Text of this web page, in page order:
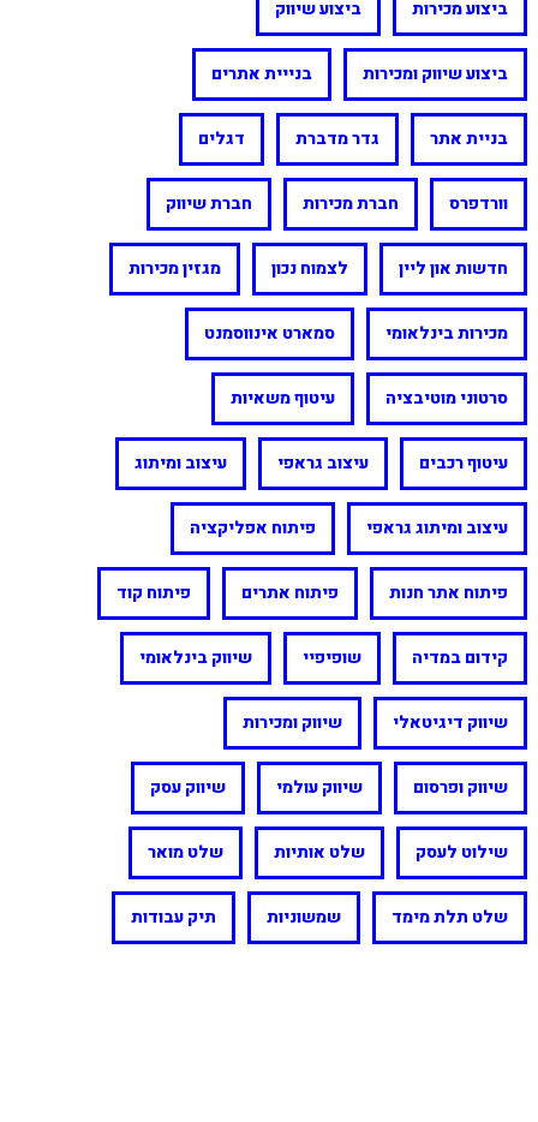
ביצוע מכירות ביצוע שיווק
ביצוע שיווק ומכירות בנייית אתרים
בניית אתר גדר מדברת דגלים
וורדפרס חברת מכירות חברת שיווק
חדשות און ליין לצמוח נכון מגזין מכירות
מכירות בינלאומי סמארט אינווסמנט
סרטוני מוטיבציה עיטוף משאיות
עיטוף רכבים עיצוב גראפי עיצוב ומיתוג
עיצוב ומיתוג גראפי פיתוח אפליקציה
פיתוח אתר חנות פיתוח אתרים פיתוח קוד
קידום במדיה שופיפיי שיווק בינלאומי
שיווק דיגיטאלי שיווק ומכירות
שיווק ופרסום שיווק עולמי שיווק עסק
שילוט לעסק שלט אותיות שלט מואר
שלט תלת מימד שמשוניות תיק עבודות